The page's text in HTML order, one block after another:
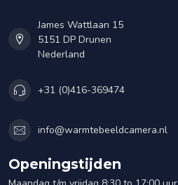
James Wattlaan 15
5151 DP Drunen
Nederland
+31 (0)416-369474
info@warmtebeeldcamera.nl
Openingstijden